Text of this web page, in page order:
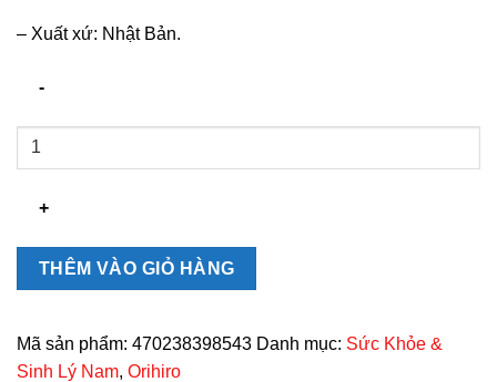
– Xuất xứ: Nhật Bản.
Viên
Orihiro
Arginine
1000
THÊM VÀO GIỎ HÀNG
Mã sản phẩm: 470238398543 Danh mục: Sức Khỏe &
Sinh Lý Nam, Orihiro